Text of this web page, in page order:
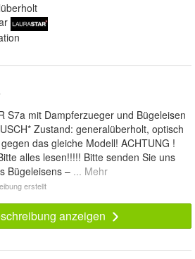
S7a mit Dampferzueger und Bügeleisen
Zustand: generalüberholt, optisch
das gleiche Modell! ACHTUNG !
alles lesen!!!!! Bitte senden Sie uns
Bügeleisens – ... Mehr
erstellt
anzeigen